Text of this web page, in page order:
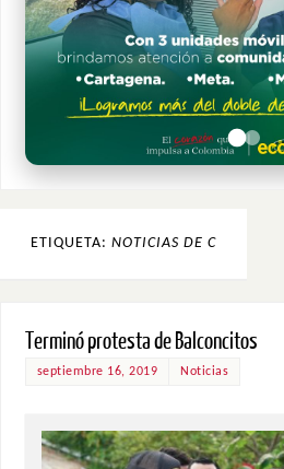
ETIQUETA: NOTICIAS DE C
Terminó protesta de Balconcitos
septiembre 16, 2019 Noticias